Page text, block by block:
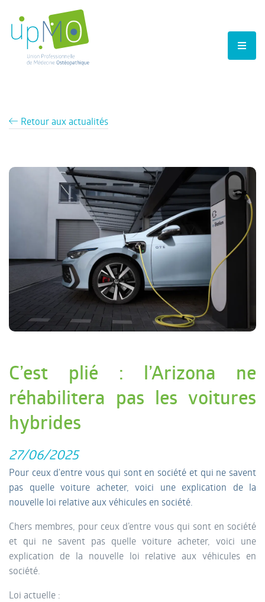
Retour aux actualités
C’est plié : l’Arizona ne
réhabilitera pas les voitures
hybrides
27/06/2025
Pour ceux d'entre vous qui sont en société et qui ne savent
pas quelle voiture acheter, voici une explication de la
nouvelle loi relative aux véhicules en société.
Chers membres, pour ceux d’entre vous qui sont en société
et qui ne savent pas quelle voiture acheter, voici une
explication de la nouvelle loi relative aux véhicules en
société.
Loi actuelle :